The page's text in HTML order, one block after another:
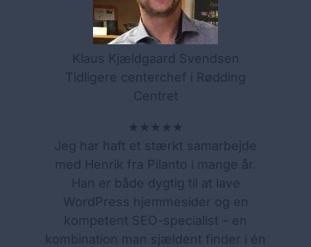
Klaus Kjældgaard Svendsen
Tidligere centerchef i Rødding
Centret
★★★★★
Jeg har haft et stærkt samarbejde
med Henrik fra Pilanto i mange år.
Han er både dygtig til at lave
WordPress hjemmesider og en
kompetent SEO-specialist – en
kombination man sjældent finder i én